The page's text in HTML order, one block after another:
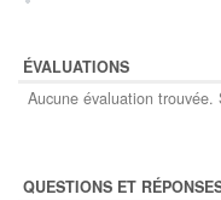
ÉVALUATIONS
Aucune évaluation
QUESTIONS ET